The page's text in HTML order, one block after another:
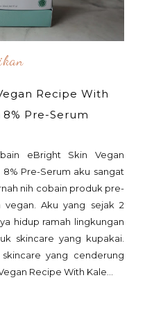
Recipe With
Pre-Serum
eBright Skin Vegan
Pre-Serum aku sangat
nih cobain produk pre-
Aku yang sejak 2
hidup ramah lingkungan
skincare yang kupakai.
yang cenderung
Recipe With Kale...